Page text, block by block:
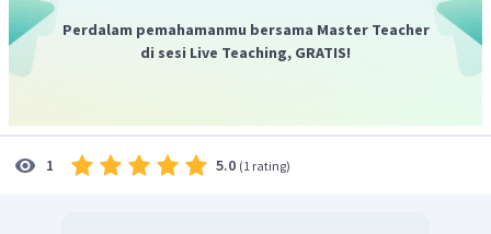
Perdalam pemahamanmu bersama Master Teacher
di sesi Live Teaching, GRATIS!
1 5.0 (1 rating)